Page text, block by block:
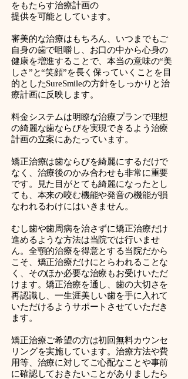
をもたらす治療計画の
提供を可能としています。
審美的な治療はもちろん、いつまでもご
自身の歯で咀嚼し、お口の中から心身の
健康を増進することで、本当の意味の“美
しさ”と“笑顔”を長く保っていくことを目
的としたSureSmileの方針をしっかりと治
療計画に反映します。
料金システムは明瞭な治療プランで理想
の綺麗な歯ならびを実現できるよう治療
計画の立案にあたっています。
矯正治療は歯ならびを綺麗にするだけで
なく、治療後のかみ合わせも非常に重要
です。見た目がとても綺麗になったとし
ても、本来の咬む機能や発音の機能が損
なわれるわけにはいきません。
むし歯や歯周病を治さずに矯正治療だけ
進めるような方法は当院では行いませ
ん。全顎的治療を得意とする当院だから
こそ、矯正治療だけにとらわれることな
く、そのほか必要な治療もお受けいただ
けます。矯正治療を通し、歯の大切さを
再認識し、一生涯美しい歯を手に入れて
いただけるようサポートさせていただき
ます。
矯正治療ご希望の方は初回無料カウンセ
リングを実施しています。治療方法や費
用等、治療に対してご心配なことや事前
に確認しておきたいことがありましたら